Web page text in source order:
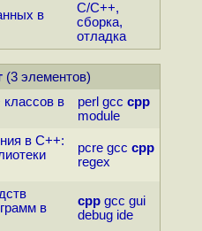
в
C/C++,
сборка,
отладка
(3 элементов)
в
perl gcc cpp
module
в C++:
pcre gcc cpp
regex
в
cpp gcc gui
debug ide